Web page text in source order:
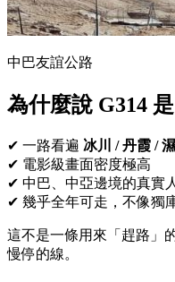
中巴友誼公路
為什麼說 G314
✔ 一路看遍 冰川 / 丹霞 /
✔ 電影級畫面密度極高
✔ 中巴、中亞邊境的真實
✔ 幾乎全年可走，不像獨
這不是一條用來「趕路」
慢停的線。